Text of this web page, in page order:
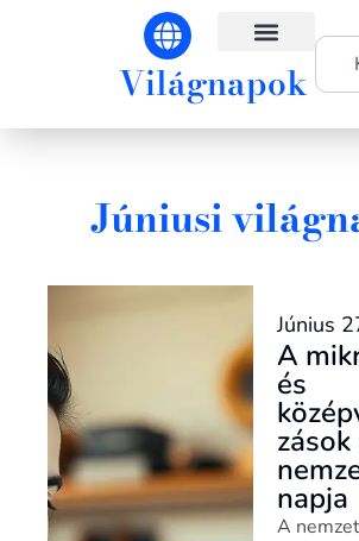
Világnapok
Júniusi
Június
A
és
napja
A